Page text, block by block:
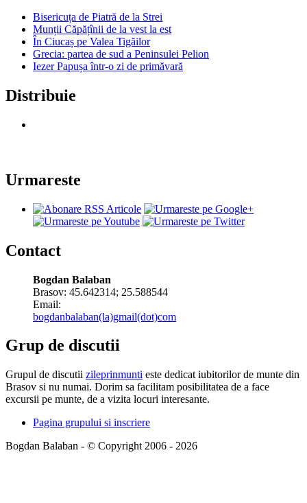
Bisericuța de Piatră de la Strei
Munții Căpățînii de la vest la est
În Ciucaș pe Valea Tigăilor
Grecia: partea de sud a Peninsulei Pelion
Iezer Papușa într-o zi de primăvară
Distribuie
Urmareste
Contact
Bogdan Balaban
Brasov: 45.642314; 25.588544
Email:
bogdanbalaban(la)gmail(dot)com
Grup de discutii
Grupul de discutii zileprinmunti este dedicat iubitorilor de munte din
Brasov si nu numai. Dorim sa facilitam posibilitatea de a face
excursii pe munte, de a vizita locuri interesante.
Pagina grupului si inscriere
Bogdan Balaban - © Copyright 2006 - 2026